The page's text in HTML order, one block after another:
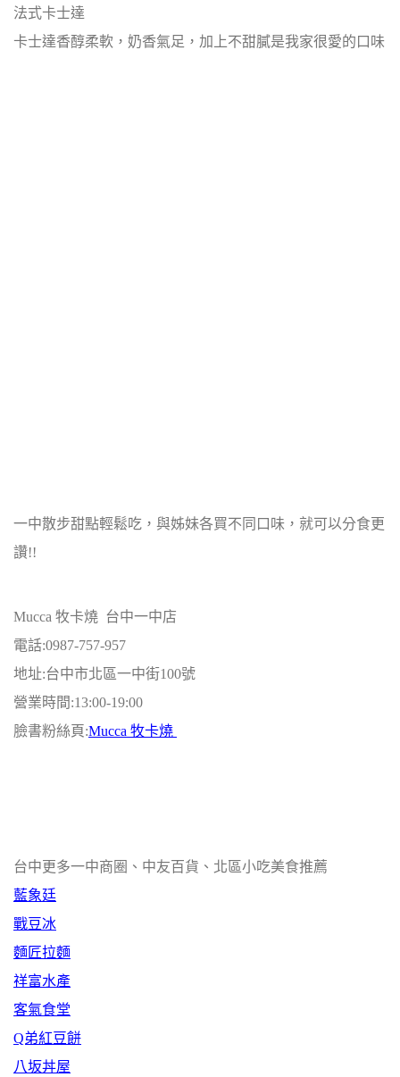
法式卡士達
卡士達香醇柔軟，奶香氣足，加上不甜膩是我家很愛的口味
一中散步甜點輕鬆吃，與姊妹各買不同口味，就可以分食更
讚!!
Mucca 牧卡燒 台中一中店
電話:0987-757-957
地址:台中市北區一中街100號
營業時間:13:00-19:00
臉書粉絲頁:Mucca 牧卡燒
台中更多一中商圈、中友百貨、北區小吃美食推薦
藍象廷
戰豆冰
麵匠拉麵
祥富水產
客氣食堂
Q弟紅豆餅
八坂丼屋